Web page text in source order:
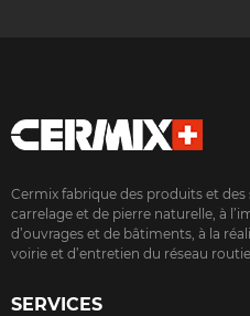
Cermix fabrique des produits et des
carrelage et de pierre naturelle, à
d’ouvrages et de bâtiments, à la
voirie et d’entretien du réseau
SERVICES